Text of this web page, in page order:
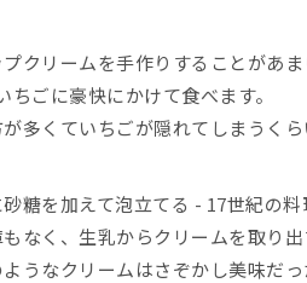
クリームを手作りすることがあ
ちごに豪快にかけて食べます。
多くていちごが隠れてしまうくら
糖を加えて泡立てる - 17世紀の
なく、生乳からクリームを取り
うなクリームはさぞかし美味だっ